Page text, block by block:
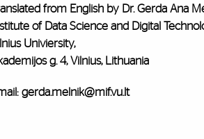
from English by Dr. Gerda Ana
of Data Science and Digital
Univiersity,
g. 4, Vilnius, Lithuania
gerda.melnik@mif.vu.lt